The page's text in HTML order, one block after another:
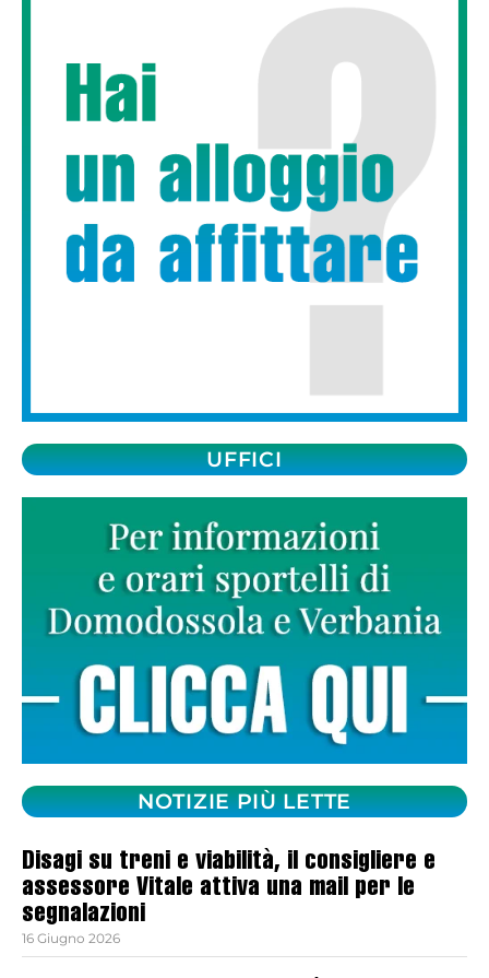
UFFICI
NOTIZIE PIÙ LETTE
Disagi su treni e viabilità, il consigliere e
assessore Vitale attiva una mail per le
segnalazioni
16 Giugno 2026